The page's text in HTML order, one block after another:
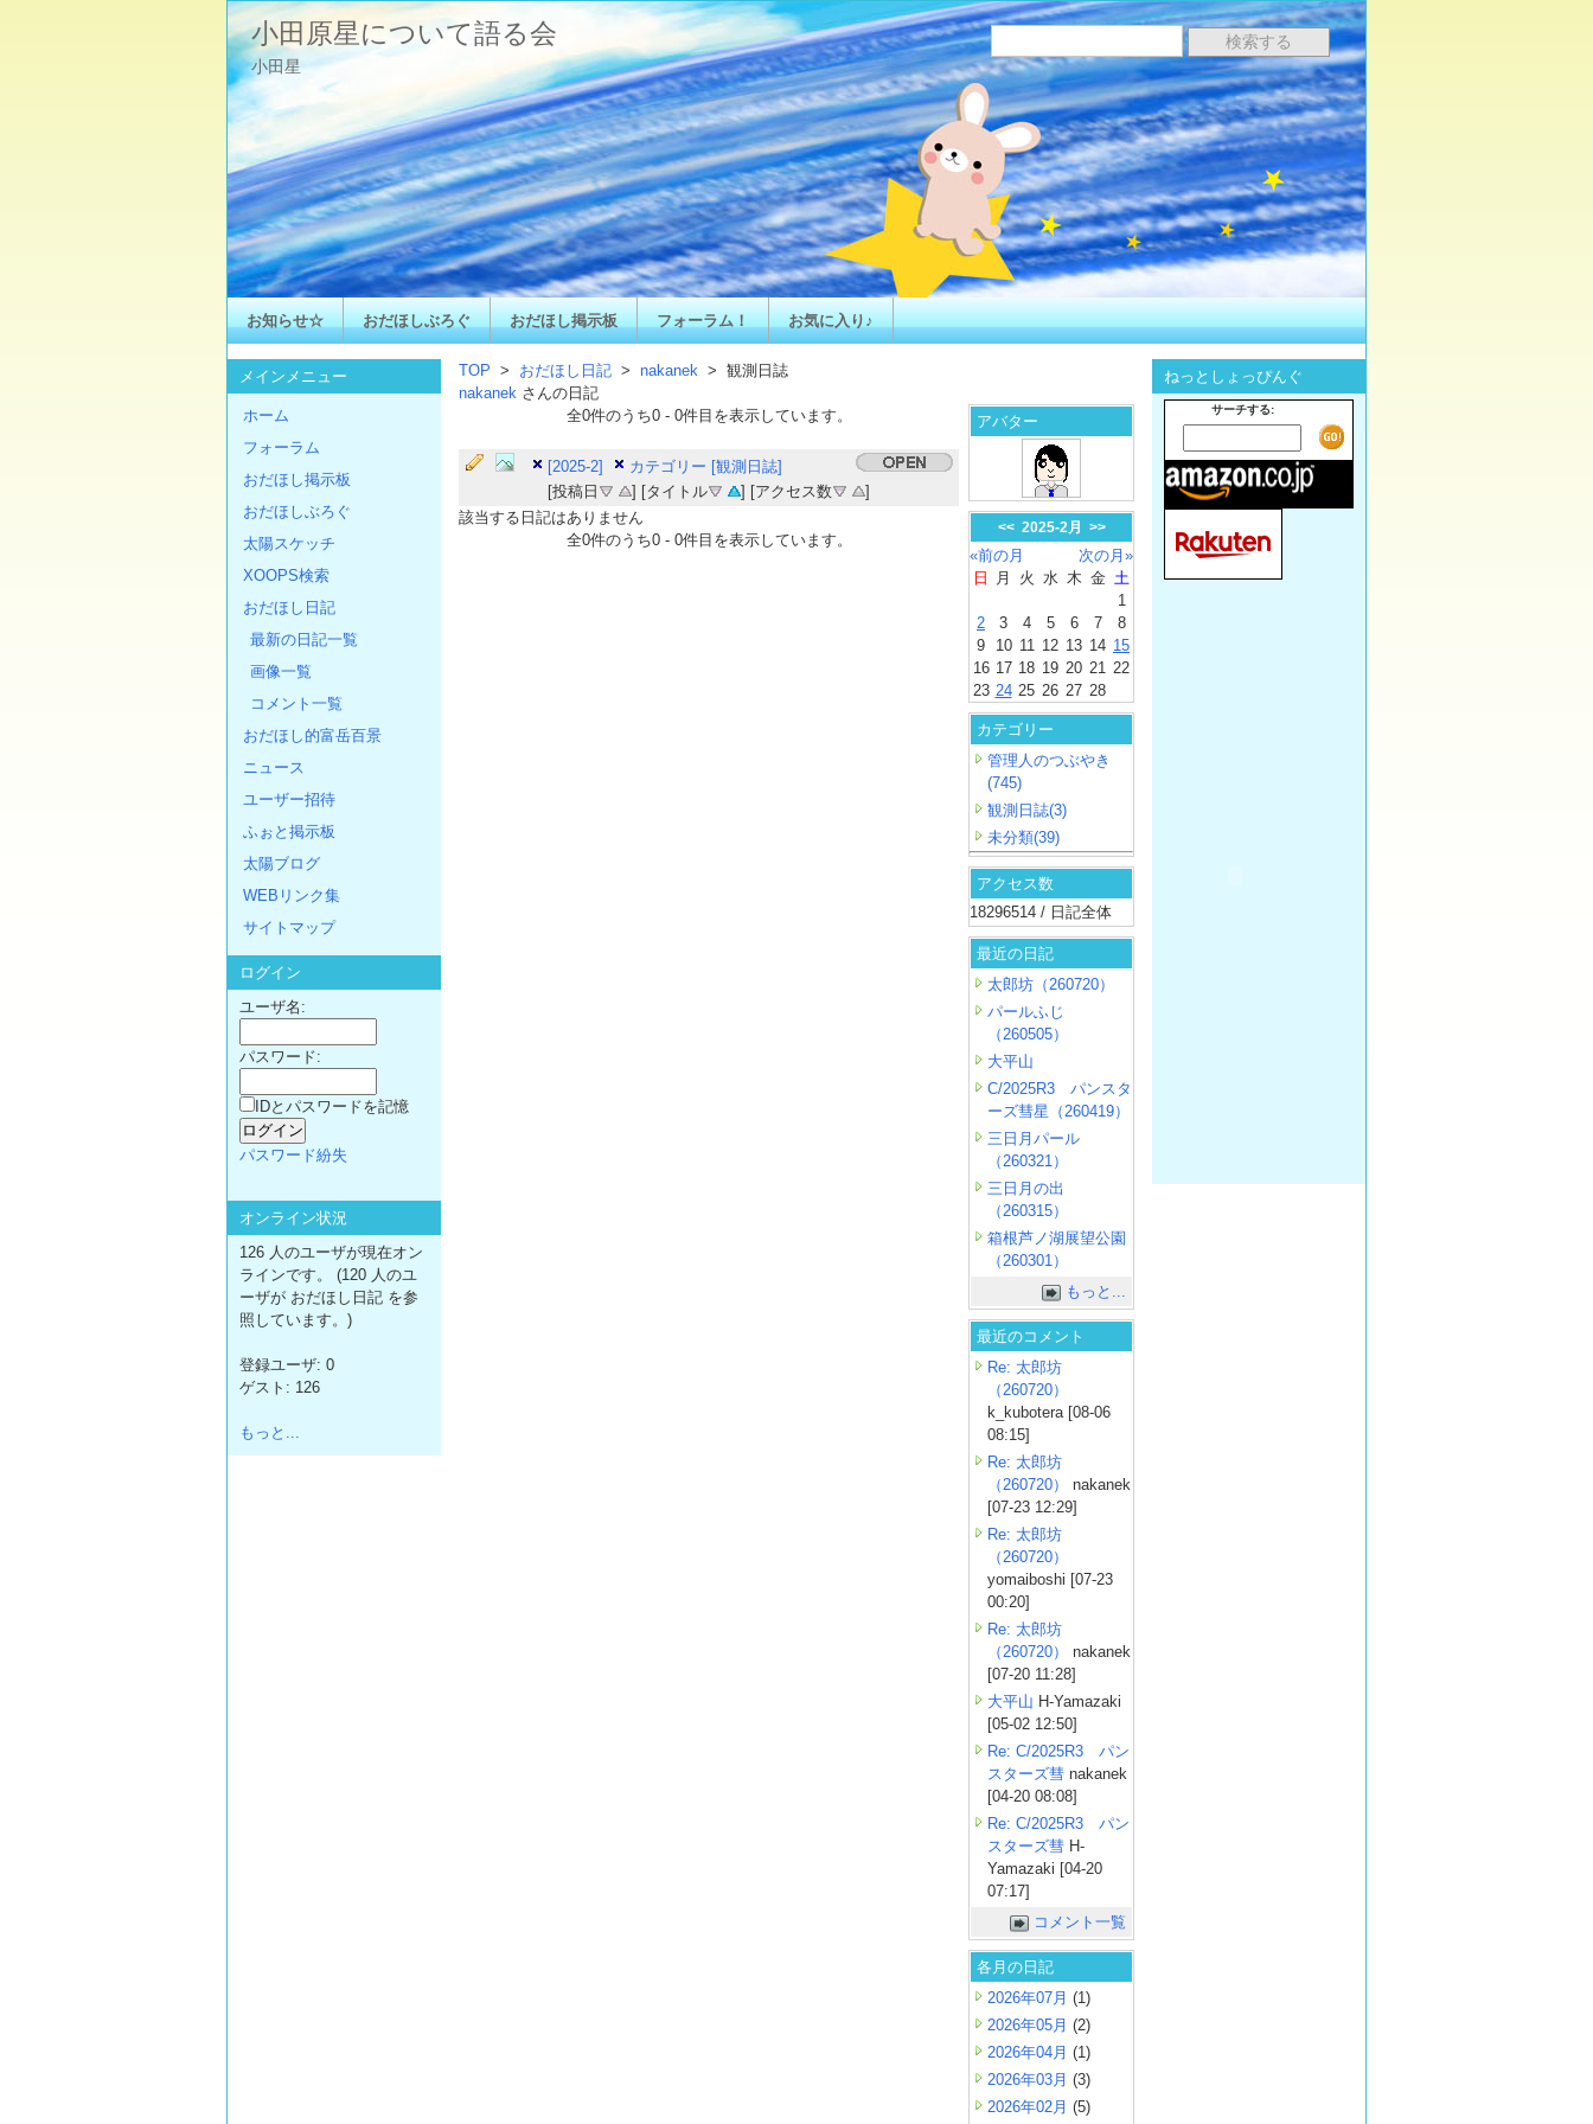
小田原星について語る会
小田星
お知らせ☆ おだほしぶろぐ おだほし掲示板 フォーラム！ お気に入り♪
TOP > おだほし日記 > nakanek > 観測日誌
nakanek さんの日記
全0件のうち0- 0件目を表示しています。
[2025-2]
カテゴリー [観測日誌]
[投稿日
] [タイトル ] [アクセス数
]
該当する日記はありません
全0件のうち0- 0件目を表示しています。
アバター
<< 2025-2月 >>
«前の月
次の月»
日
月 火 水 木 金 土
1
2
3 4 5 6 7
8
9
10 11 12 13 14 15
16 17 18 19 20 21 22
23 24 25 26 27 28
カテゴリー
管理人のつぶやき
(745)
観測日誌(3)
未分類(39)
アクセス数
18296514 / 日記全体
最近の日記
太郎坊（260720）
パールふじ
（260505）
大平山
C/2025R3 パンスタ
ーズ彗星（260419）
三日月パール
（260321）
三日月の出
（260315）
箱根芦ノ湖展望公園
（260301）
もっと...
最近のコメント
Re: 太郎坊
（260720）
k_kubotera [08-06
08:15]
Re: 太郎坊
（260720）
nakanek
[07-23 12:29]
Re: 太郎坊
（260720）
yomaiboshi [07-23
00:20]
Re: 太郎坊
（260720）
nakanek
[07-20 11:28]
大平山 H-Yamazaki
[05-02 12:50]
Re: C/2025R3 パン
スターズ彗 nakanek
[04-20 08:08]
Re: C/2025R3 パン
スターズ彗 H-
Yamazaki [04-20
07:17]
コメント一覧
各月の日記
2026年07月 (1)
2026年05月 (2)
2026年04月 (1)
2026年03月 (3)
2026年02月 (5)
メインメニュー
ホーム
フォーラム
おだほし掲示板
おだほしぶろぐ
太陽スケッチ
XOOPS検索
おだほし日記
最新の日記一覧
画像一覧
コメント一覧
おだほし的富岳百景
ニュース
ユーザー招待
ふぉと掲示板
太陽ブログ
WEBリンク集
サイトマップ
ログイン
ユーザ名:
パスワード:
IDとパスワードを記憶
パスワード紛失
オンライン状況
126 人のユーザが現在オン
ラインです。 (120 人のユ
ーザが おだほし日記 を参
照しています。)
登録ユーザ: 0
ゲスト: 126
もっと...
ねっとしょっぴんぐ
サーチする: